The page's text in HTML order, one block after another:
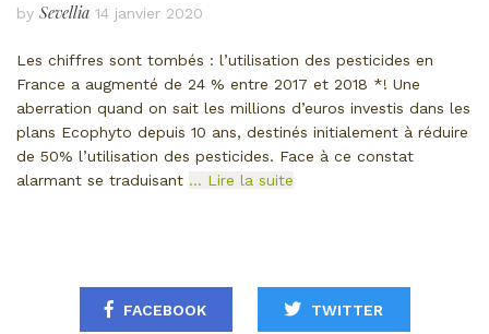
by Sevellia 14 janvier 2020
Les chiffres sont tombés : l’utilisation des pesticides en
France a augmenté de 24 % entre 2017 et 2018 *! Une
aberration quand on sait les millions d’euros investis dans les
plans Ecophyto depuis 10 ans, destinés initialement à réduire
de 50% l’utilisation des pesticides. Face à ce constat
alarmant se traduisant … Lire la suite
FACEBOOK TWITTER